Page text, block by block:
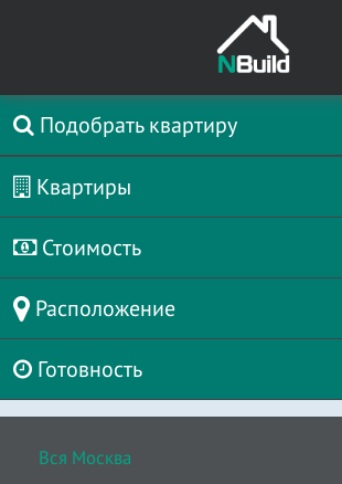
Подобрать квартиру
Квартиры
Стоимость
Расположение
Готовность
Вся Москва